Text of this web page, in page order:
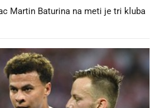
Martin Baturina na meti je tri kluba